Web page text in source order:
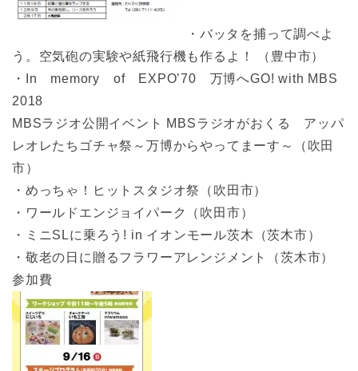
・バッタを捕って調べよ
う。空気砲の実験や紙飛行機も作るよ！ （豊中市）
・In memory of EXPO’70 万博へGO! with MBS
2018
MBSラジオ公開イベント MBSラジオがおくる アッパ
レオレたちゴチャ祭～万博からやってまーす～（吹田
市）
・めっちゃ！ヒットスタジオ祭（吹田市）
・ワールドエンジョイパーク（吹田市）
・ミニSLに乗ろう! in イオンモール茨木（茨木市）
・敬老の日に贈るフラワーアレンジメント（茨木市）
参加費